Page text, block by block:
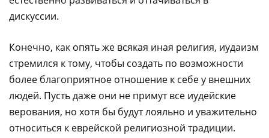
дискуссии.
Конечно, как опять же всякая иная религия, иудаизм
стремился к тому, чтобы создать по возможности
более благоприятное отношение к себе у внешних
людей. Пусть даже они не примут все иудейские
верования, но хотя бы будут лояльно и уважительно
относиться к еврейской религиозной традиции.